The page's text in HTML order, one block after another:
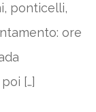
ponticelli,
ore
[…]